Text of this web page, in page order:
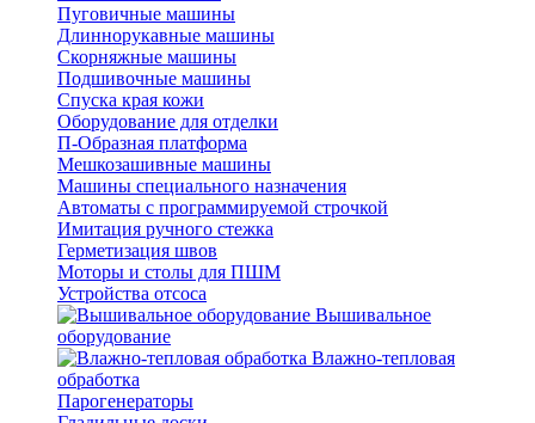
Пуговичные машины
Длиннорукавные машины
Скорняжные машины
Подшивочные машины
Спуска края кожи
Оборудование для отделки
П-Образная платформа
Мешкозашивные машины
Машины специального назначения
Автоматы с программируемой строчкой
Имитация ручного стежка
Герметизация швов
Моторы и столы для ПШМ
Устройства отсоса
Вышивальное
оборудование
Влажно-тепловая
обработка
Парогенераторы